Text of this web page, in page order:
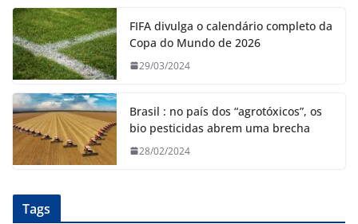
FIFA divulga o calendário completo da
Copa do Mundo de 2026
29/03/2024
Brasil : no país dos “agrotóxicos”, os
bio pesticidas abrem uma brecha
28/02/2024
Tags